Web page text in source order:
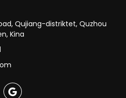
Qujiang-distriktet, Quzhou
Kina